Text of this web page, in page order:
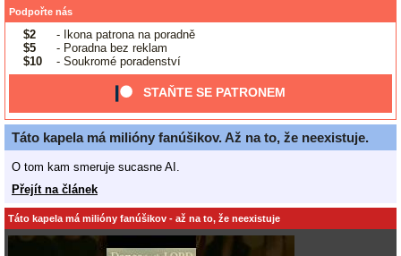
Podpořte nás
$2
- Ikona patrona na poradně
$5
- Poradna bez reklam
$10
- Soukromé poradenství
STAŇTE SE PATRONEM
Táto kapela má milióny fanúšikov. Až na to, že neexistuje.
O tom kam smeruje sucasne AI.
Přejít na článek
Táto kapela má milióny fanúšikov - až na to, že neexistuje